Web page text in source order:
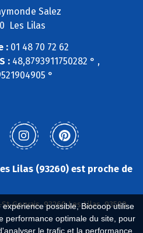
possible, Biocoop utilise
performance optimale du site, pour
le trafic et la performance
Salez
Les Lilas
:01 48 70 72 62
: 48,8793911750282 ° ,
°
Lilas (93260) est proche de
Gervais, 93260 Les Lilas, 93500